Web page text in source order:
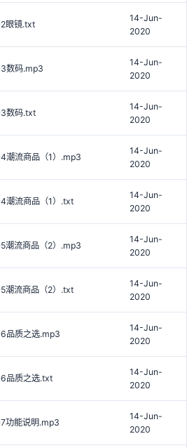
眼镜.txt
14-Jun-
2020
数码.mp3
14-Jun-
2020
数码.txt
14-Jun-
2020
潮流商品（1）.mp3
14-Jun-
2020
潮流商品（1）.txt
14-Jun-
2020
潮流商品（2）.mp3
14-Jun-
2020
潮流商品（2）.txt
14-Jun-
2020
品质之选.mp3
14-Jun-
2020
品质之选.txt
14-Jun-
2020
功能说明.mp3
14-Jun-
2020